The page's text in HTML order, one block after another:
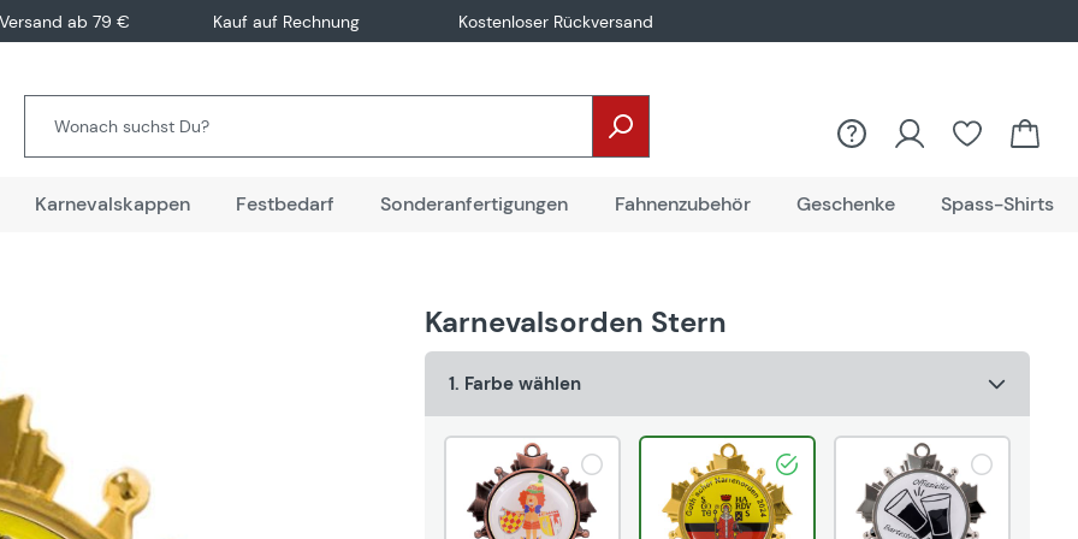
ab 79 € Kauf auf Rechnung Kostenloser Rückversand
Du hast 0
Karnevalskappen Festbedarf Sonderanfertigungen Fahnenzubehör Geschenke Spass-Shirts
Karnevalsorden Stern
1. Farbe wählen